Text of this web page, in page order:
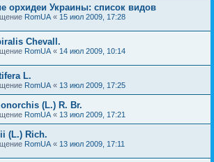
орхидеи Украины: список видов
RomUA « 15 июл 2009, 17:28
Chevall.
RomUA « 14 июл 2009, 10:14
L.
RomUA « 13 июл 2009, 17:25
(L.) R. Br.
RomUA « 13 июл 2009, 17:21
(L.) Rich.
RomUA « 13 июл 2009, 17:11